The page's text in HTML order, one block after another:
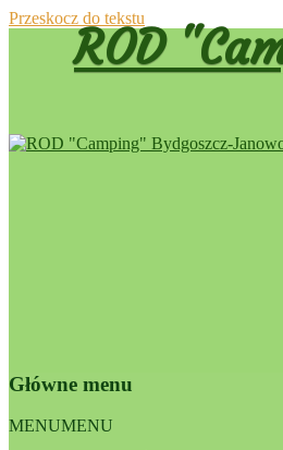
Przeskocz do tekstu
ROD
Główne menu
MENUMENU